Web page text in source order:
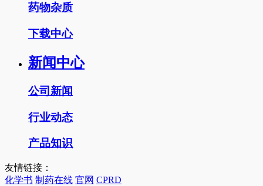
药物杂质
下载中心
新闻中心
公司新闻
行业动态
产品知识
友情链接：
化学书 制药在线 官网 CPRD